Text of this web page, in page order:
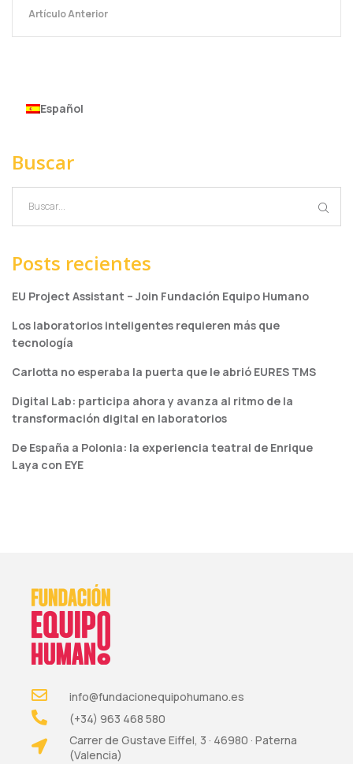
Artículo Anterior
Español
Buscar
Posts recientes
EU Project Assistant – Join Fundación Equipo Humano
Los laboratorios inteligentes requieren más que
tecnología
Carlotta no esperaba la puerta que le abrió EURES TMS
Digital Lab: participa ahora y avanza al ritmo de la
transformación digital en laboratorios
De España a Polonia: la experiencia teatral de Enrique
Laya con EYE
info@fundacionequipohumano.es
(+34) 963 468 580
Carrer de Gustave Eiffel, 3 · 46980 · Paterna
(Valencia)